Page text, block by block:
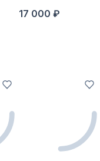
17 000 ₽